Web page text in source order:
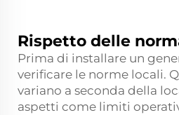
Rispetto delle
Prima di installare un
verificare le norme locali.
variano a seconda della
aspetti come limiti